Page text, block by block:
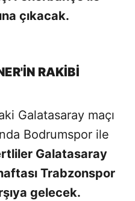
çıkacak.
RAKİBİ
Galatasaray maçı
Bodrumspor ile
Galatasaray
Trabzonspor
gelecek.